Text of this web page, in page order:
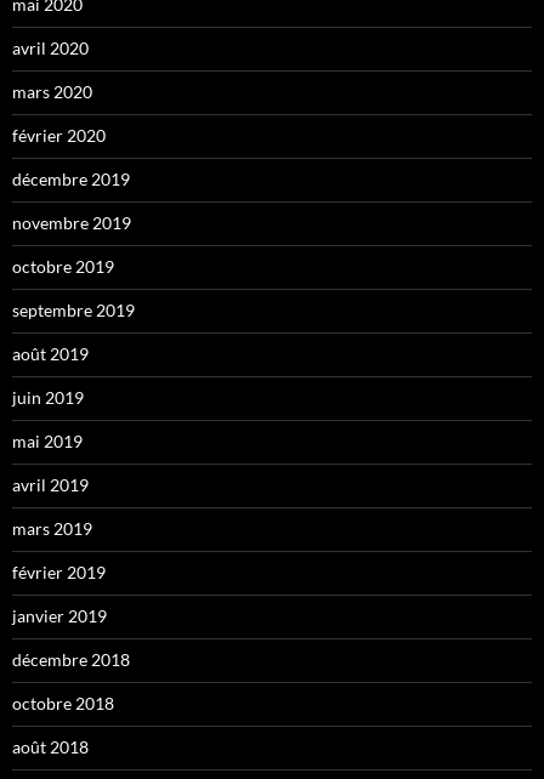
mai 2020
avril 2020
mars 2020
février 2020
décembre 2019
novembre 2019
octobre 2019
septembre 2019
août 2019
juin 2019
mai 2019
avril 2019
mars 2019
février 2019
janvier 2019
décembre 2018
octobre 2018
août 2018